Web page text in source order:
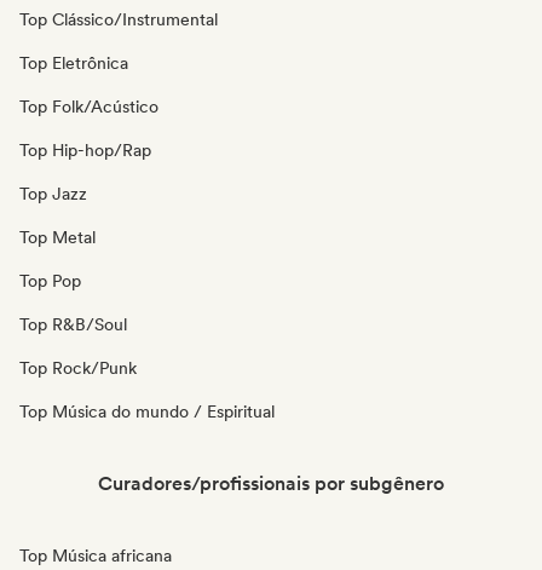
Top Clássico/Instrumental
Top Eletrônica
Top Folk/Acústico
Top Hip-hop/Rap
Top Jazz
Top Metal
Top Pop
Top R&B/Soul
Top Rock/Punk
Top Música do mundo / Espiritual
Curadores/profissionais por subgênero
Top Música africana